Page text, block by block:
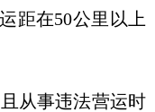
距在50公里以上
从事违法营运时